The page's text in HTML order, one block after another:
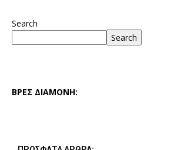
Search
Search
ΒΡΕΣ ΔΙΑΜΟΝΗ: